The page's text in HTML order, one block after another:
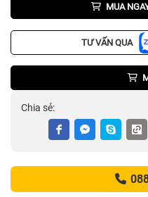
MUA
TƯ VẤN QUA
Chia sẻ: